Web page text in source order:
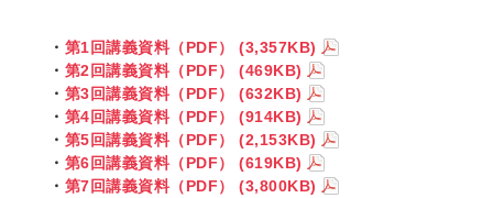
・ 第1回講義資料（PDF） (3,357KB)
・ 第2回講義資料（PDF） (469KB)
・ 第3回講義資料（PDF） (632KB)
・ 第4回講義資料（PDF） (914KB)
・ 第5回講義資料（PDF） (2,153KB)
・ 第6回講義資料（PDF） (619KB)
・ 第7回講義資料（PDF） (3,800KB)